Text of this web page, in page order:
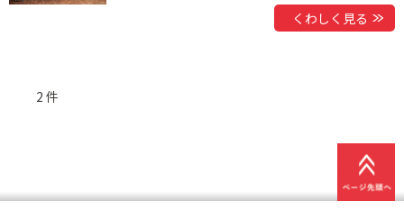
くわしく見る
2 件